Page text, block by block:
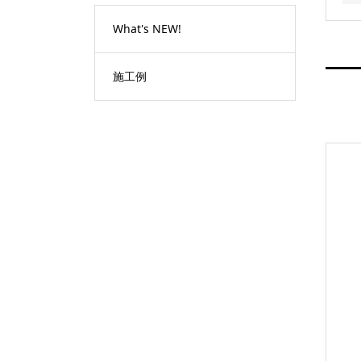
What's NEW!
施工例